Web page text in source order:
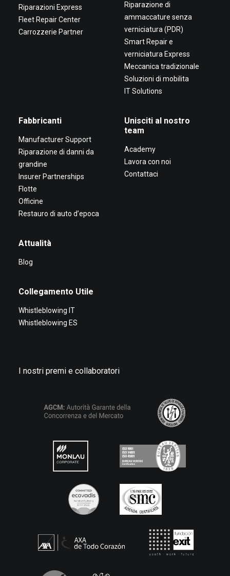
Riparazioni Express
Fleet Repair Center
Carrozzerie Partner
Riparazione di
ammaccature senza
verniciatura (PDR)
Smart Repair e
verniciatura Express
Meccanica tradizionale
Soluzioni di mobilita
IT Solutions
Fabbricanti
Manufacturer Support
Riparazione di danni da
grandine
Insurer Partnerships
Flotte
Officine
Restauro di auto d’epoca
Unisciti al nostro
team
Academy
Lavora con noi
Contattaci
Attualità
Blog
Collegamento Utile
Whistleblowing IT
Whistleblowing ES
I nostri premi e collaboratori